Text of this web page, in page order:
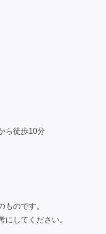
ら徒歩10分
ものです。
にしてください。